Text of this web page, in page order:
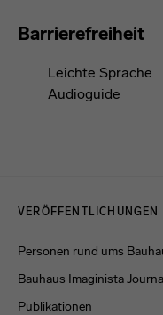
Barrierefreiheit
Leichte Sprache
Audioguide
VERÖFFENTLICHUNGEN
Personen rund ums
Bauhaus Imaginista
Publikationen